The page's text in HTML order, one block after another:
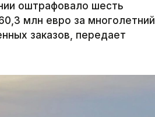
оштрафовало шесть
млн евро за многолетний
заказов, передает